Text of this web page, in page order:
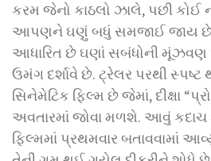
કરમ જેનો કાઠલો ઝાલે, પછી
આપણને ઘણું બધું સમજાઈ જાય છે
આધારિત છે ઘણાં સબંધોની
ઉમંગ દર્શાવે છે. ટ્રેલર પરથી
સિનેમેટિક ફિલ્મ છે જેમાં, દીક્ષા
અવતારમાં જોવા મળશે. આવું
ફિલ્મમાં પ્રથમવાર બતાવવામાં